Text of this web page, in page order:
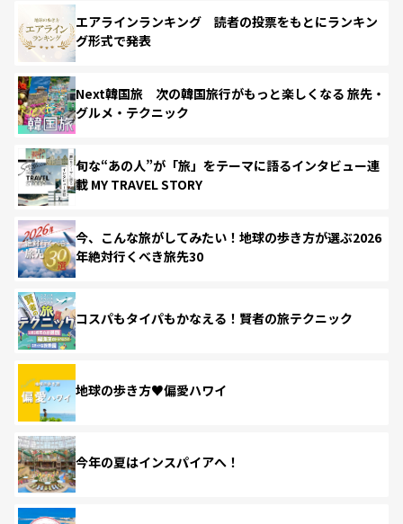
エアラインランキング 読者の投票をもとにランキン
グ形式で発表
Next韓国旅 次の韓国旅行がもっと楽しくなる 旅先・
グルメ・テクニック
旬な“あの人”が「旅」をテーマに語るインタビュー連
載 MY TRAVEL STORY
今、こんな旅がしてみたい！地球の歩き方が選ぶ2026
年絶対行くべき旅先30
コスパもタイパもかなえる！賢者の旅テクニック
地球の歩き方♥偏愛ハワイ
今年の夏はインスパイアへ！